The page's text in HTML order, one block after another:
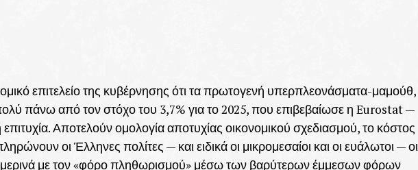
επιτελείο της κυβέρνησης ότι τα πρωτογενή υπερπλεονάσματα-μαμούθ,
πάνω από τον στόχο του 3,7% για το 2025, που επιβεβαίωσε η Eurostat —
Αποτελούν ομολογία αποτυχίας οικονομικού σχεδιασμού, το κόστος
οι Έλληνες πολίτες — και ειδικά οι μικρομεσαίοι και οι ευάλωτοι — οι
με τον «φόρο πληθωρισμού» μέσω των βαρύτερων έμμεσων φόρων